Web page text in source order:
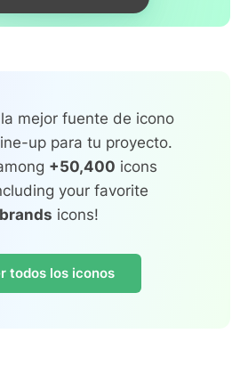
mejor fuente de icono
up para tu proyecto.
+50,400 icons
your favorite
brands icons!
todos los iconos